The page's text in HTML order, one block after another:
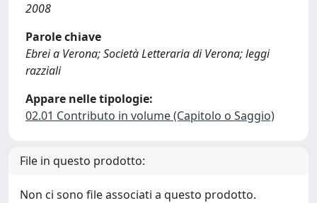
2008
Parole chiave
Ebrei a Verona; Società Letteraria di Verona; leggi
razziali
Appare nelle tipologie:
02.01 Contributo in volume (Capitolo o Saggio)
File in questo prodotto:
Non ci sono file associati a questo prodotto.